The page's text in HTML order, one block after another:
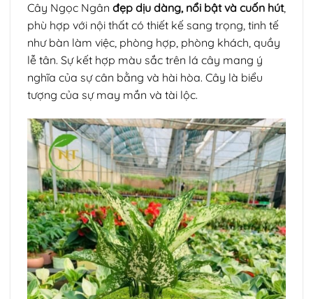
Cây Ngọc Ngân đẹp dịu dàng, nổi bật và cuốn hút,
phù hợp với nội thất có thiết kế sang trọng, tinh tế
như bàn làm việc, phòng hợp, phòng khách, quầy
lễ tân. Sự kết hợp màu sắc trên lá cây mang ý
nghĩa của sự cân bằng và hài hòa. Cây là biểu
tượng của sự may mắn và tài lộc.